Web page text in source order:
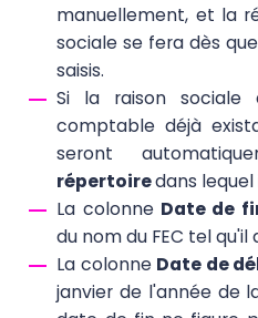
manuellement, et la
sociale se fera dès
saisis.
Si la raison
comptable déjà
seront
répertoiredans
La colonne Date de
du nom du FEC tel
La colonne Date de
janvier de l'année de